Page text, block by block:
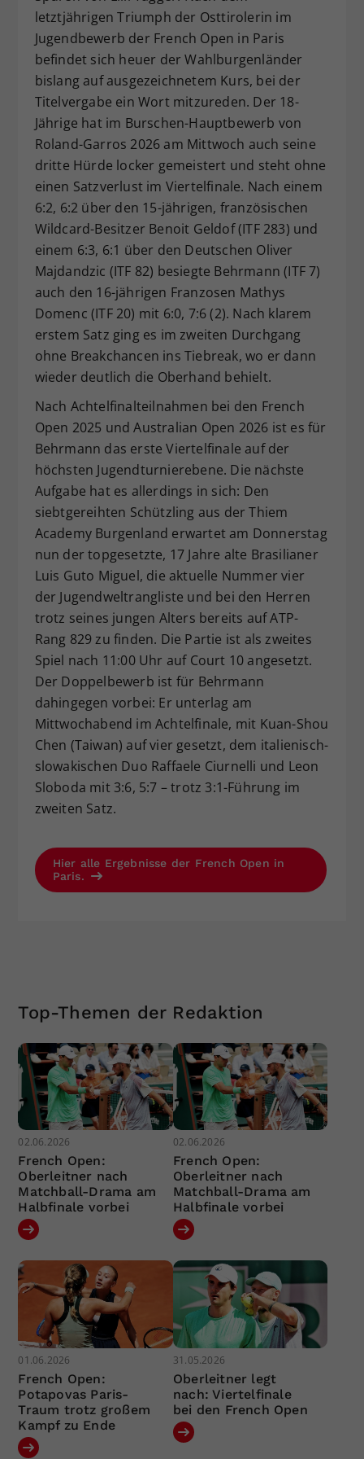
letztjährigen Triumph der Osttirolerin im
Jugendbewerb der French Open in Paris
befindet sich heuer der Wahlburgenländer
bislang auf ausgezeichnetem Kurs, bei der
Titelvergabe ein Wort mitzureden. Der 18-
Jährige hat im Burschen-Hauptbewerb von
Roland-Garros 2026 am Mittwoch auch seine
dritte Hürde locker gemeistert und steht ohne
einen Satzverlust im Viertelfinale. Nach einem
6:2, 6:2 über den 15-jährigen, französischen
Wildcard-Besitzer Benoit Geldof (ITF 283) und
einem 6:3, 6:1 über den Deutschen Oliver
Majdandzic (ITF 82) besiegte Behrmann (ITF 7)
auch den 16-jährigen Franzosen Mathys
Domenc (ITF 20) mit 6:0, 7:6 (2). Nach klarem
erstem Satz ging es im zweiten Durchgang
ohne Breakchancen ins Tiebreak, wo er dann
wieder deutlich die Oberhand behielt.
Nach Achtelfinalteilnahmen bei den French
Open 2025 und Australian Open 2026 ist es für
Behrmann das erste Viertelfinale auf der
höchsten Jugendturnierebene. Die nächste
Aufgabe hat es allerdings in sich: Den
siebtgereihten Schützling aus der Thiem
Academy Burgenland erwartet am Donnerstag
nun der topgesetzte, 17 Jahre alte Brasilianer
Luis Guto Miguel, die aktuelle Nummer vier
der Jugendweltrangliste und bei den Herren
trotz seines jungen Alters bereits auf ATP-
Rang 829 zu finden. Die Partie ist als zweites
Spiel nach 11:00 Uhr auf Court 10 angesetzt.
Der Doppelbewerb ist für Behrmann
dahingegen vorbei: Er unterlag am
Mittwochabend im Achtelfinale, mit Kuan-Shou
Chen (Taiwan) auf vier gesetzt, dem italienisch-
slowakischen Duo Raffaele Ciurnelli und Leon
Sloboda mit 3:6, 5:7 – trotz 3:1-Führung im
zweiten Satz.
Hier alle Ergebnisse der French Open in
Paris.
Top-Themen der Redaktion
02.06.2026
French Open:
Oberleitner nach
Matchball-Drama am
Halbfinale vorbei
02.06.2026
French Open:
Oberleitner nach
Matchball-Drama am
Halbfinale vorbei
01.06.2026
French Open:
Potapovas Paris-
Traum trotz großem
Kampf zu Ende
31.05.2026
Oberleitner legt
nach: Viertelfinale
bei den French Open
Zweck
Dieser Wert speichert Ihre Consent-
Einstellungen. Unter anderem eine
zufällig generierte ID, für die
historische Speicherung Ihrer
vorgenommen Einstellungen, falls der
Webseiten-Betreiber dies eingestellt
hat.